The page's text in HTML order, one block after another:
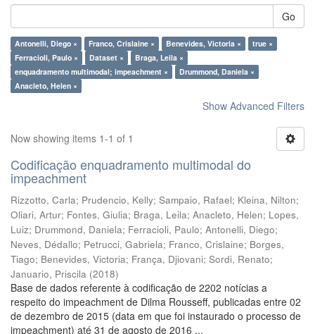
Go
Antonelli, Diego × Franco, Crislaine × Benevides, Victoria ×
true ×
Ferracioli, Paulo ×
Dataset ×
Braga, Leila ×
enquadramento multimodal; impeachment ×
Drummond, Daniela ×
Anacleto, Helen ×
Show Advanced Filters
Now showing items 1-1 of 1
Codificação enquadramento multimodal do
impeachment
Rizzotto, Carla; Prudencio, Kelly; Sampaio, Rafael; Kleina, Nilton;
Oliari, Artur; Fontes, Giulia; Braga, Leila; Anacleto, Helen; Lopes,
Luiz; Drummond, Daniela; Ferracioli, Paulo; Antonelli, Diego;
Neves, Dédallo; Petrucci, Gabriela; Franco, Crislaine; Borges,
Tiago; Benevides, Victoria; França, Djiovani; Sordi, Renato;
Januario, Priscila (2018)
Base de dados referente à codificação de 2202 notícias a
respeito do impeachment de Dilma Rousseff, publicadas entre 02
de dezembro de 2015 (data em que foi instaurado o processo de
impeachment) até 31 de agosto de 2016 ...